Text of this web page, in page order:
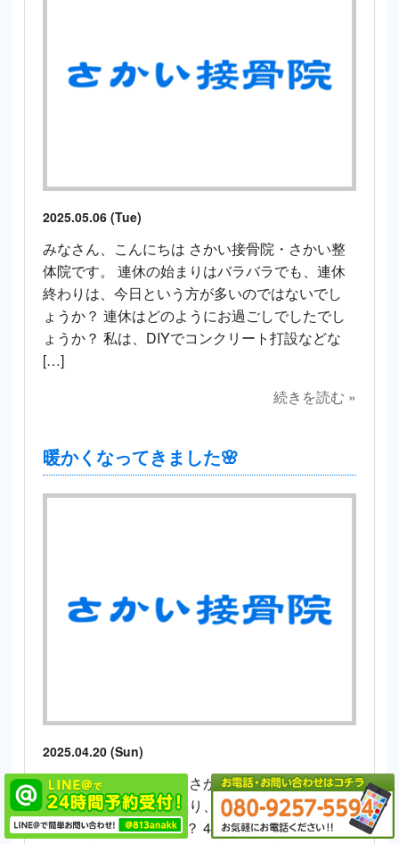
2025.05.06 (Tue)
みなさん、こんにちは さかい接骨院・さかい整
体院です。 連休の始まりはバラバラでも、連休
終わりは、今日という方が多いのではないでし
ょうか？ 連休はどのようにお過ごしでしたでし
ょうか？ 私は、DIYでコンクリート打設などな
[…]
続きを読む »
暖かくなってきました🌸
2025.04.20 (Sun)
みなさん、こんにちは さかい接骨院・さかい整
体院です。 新年度に入り、みなさんはどのよう
にお過ごしでしょうか？ 4月半ばころまでは、寒